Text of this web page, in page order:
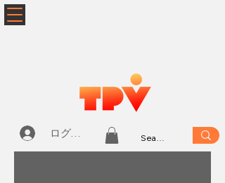
ログイン